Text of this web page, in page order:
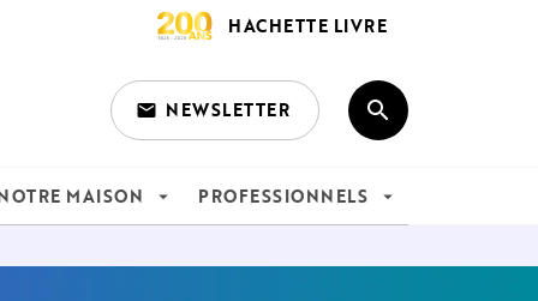
HACHETTE LIVRE
email NEWSLETTER search
MAISON arrow_drop_down PROFESSIONNELS arrow_drop_down